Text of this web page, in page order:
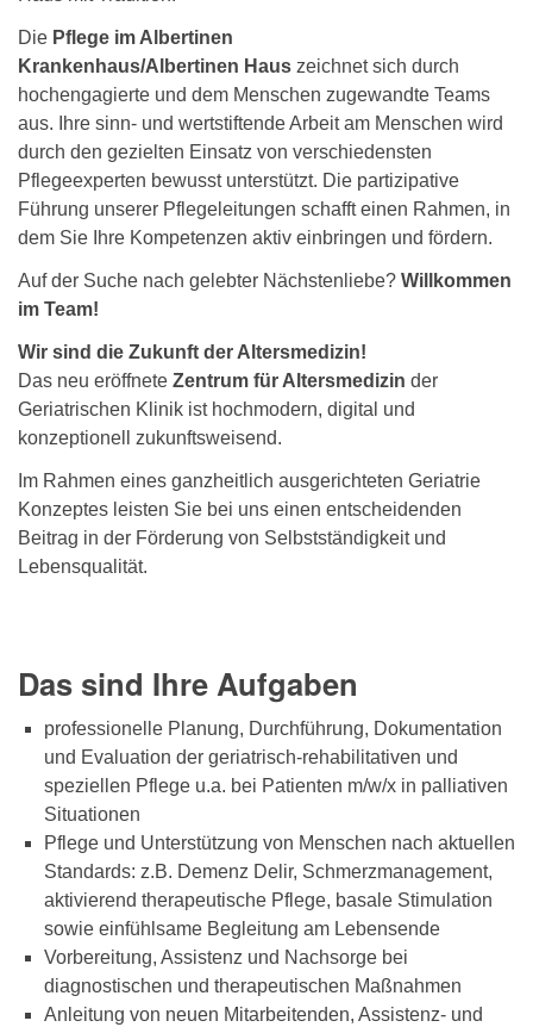
Die Pflege im Albertinen
Krankenhaus/Albertinen Haus zeichnet sich durch
hochengagierte und dem Menschen zugewandte Teams
aus. Ihre sinn- und wertstiftende Arbeit am Menschen wird
durch den gezielten Einsatz von verschiedensten
Pflegeexperten bewusst unterstützt. Die partizipative
Führung unserer Pflegeleitungen schafft einen Rahmen, in
dem Sie Ihre Kompetenzen aktiv einbringen und fördern.
Auf der Suche nach gelebter Nächstenliebe? Willkommen
im Team!
Wir sind die Zukunft der Altersmedizin!
Das neu eröffnete Zentrum für Altersmedizin der
Geriatrischen Klinik ist hochmodern, digital und
konzeptionell zukunftsweisend.
Im Rahmen eines ganzheitlich ausgerichteten Geriatrie
Konzeptes leisten Sie bei uns einen entscheidenden
Beitrag in der Förderung von Selbstständigkeit und
Lebensqualität.
Das sind Ihre Aufgaben
professionelle Planung, Durchführung, Dokumentation
und Evaluation der geriatrisch-rehabilitativen und
speziellen Pflege u.a. bei Patienten m/w/x in palliativen
Situationen
Pflege und Unterstützung von Menschen nach aktuellen
Standards: z.B. Demenz Delir, Schmerzmanagement,
aktivierend therapeutische Pflege, basale Stimulation
sowie einfühlsame Begleitung am Lebensende
Vorbereitung, Assistenz und Nachsorge bei
diagnostischen und therapeutischen Maßnahmen
Anleitung von neuen Mitarbeitenden, Assistenz- und